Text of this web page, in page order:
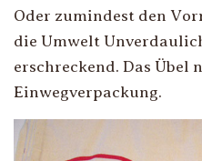
Oder zumindest den
die Umwelt
erschreckend. Das Übel
Einwegverpackung.